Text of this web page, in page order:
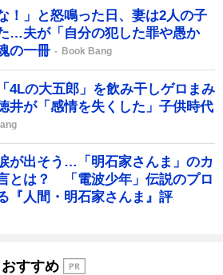
！」と怒鳴った日、妻は2人の子
…夫が「自分の犯した罪や愚か
の一冊
Book Bang
4Lの大五郎」を飲み干しゲロまみ
井が「感情を失くした」子供時代
が出そう…「明石家さんま」のカ
とは？ 「電波少年」伝説のプロ
『人間・明石家さんま』評
おすすめ